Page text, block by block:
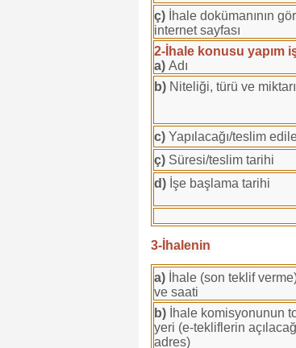
ç) İhale dokümanının
internet sayfası
2-İhale konusu yapım
a) Adı
b) Niteliği, türü ve miktarı
c) Yapılacağı/teslim
ç) Süresi/teslim tarihi
d) İşe başlama tarihi
3-İhalenin
a) İhale (son teklif
ve saati
b) İhale komisyonunun
yeri (e-tekliflerin
adres)